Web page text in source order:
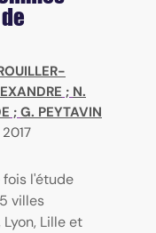
; N.
; G. PEYTAVIN
2017
fois l'étude
villes
Lille et